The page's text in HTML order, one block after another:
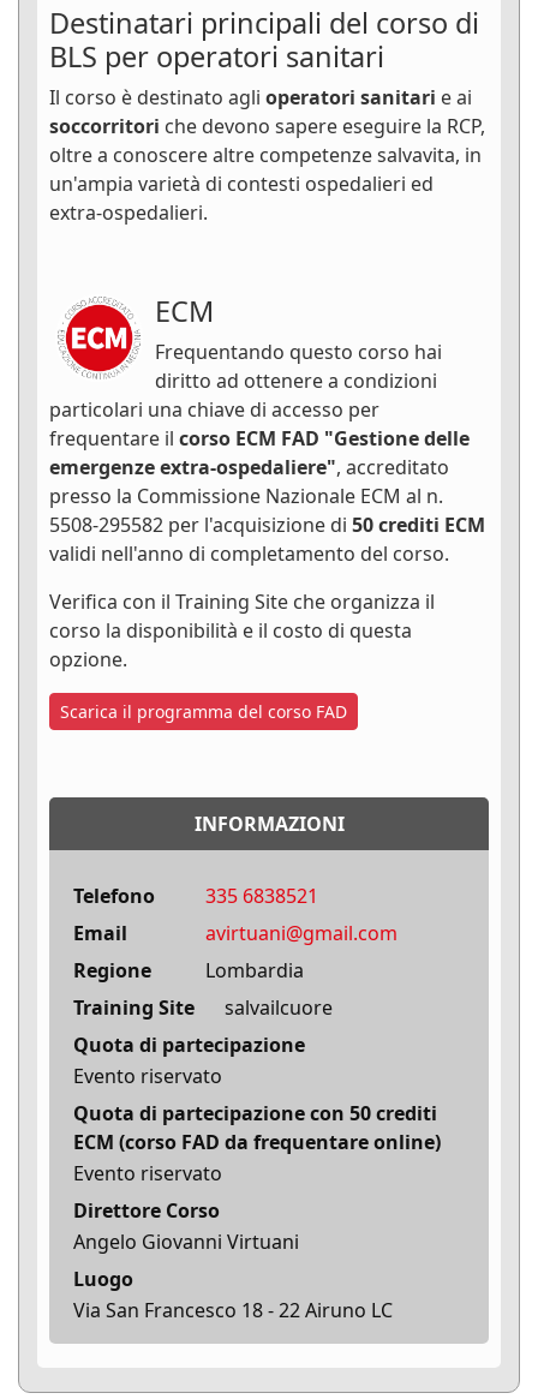
Destinatari principali del corso di
BLS per operatori sanitari
Il corso è destinato agli operatori sanitari e ai
soccorritori che devono sapere eseguire la RCP,
oltre a conoscere altre competenze salvavita, in
un'ampia varietà di contesti ospedalieri ed
extra-ospedalieri.
ECM
Frequentando questo corso hai
diritto ad ottenere a condizioni
particolari una chiave di accesso per
frequentare il corso ECM FAD "Gestione delle
emergenze extra-ospedaliere", accreditato
presso la Commissione Nazionale ECM al n.
5508-295582 per l'acquisizione di 50 crediti ECM
validi nell'anno di completamento del corso.
Verifica con il Training Site che organizza il
corso la disponibilità e il costo di questa
opzione.
Scarica il programma del corso FAD
INFORMAZIONI
Telefono
335 6838521
Email
avirtuani@gmail.com
Regione
Lombardia
Training Site
salvailcuore
Quota di partecipazione
Evento riservato
Quota di partecipazione con 50 crediti
ECM (corso FAD da frequentare online)
Evento riservato
Direttore Corso
Angelo Giovanni Virtuani
Luogo
Via San Francesco 18 - 22 Airuno LC